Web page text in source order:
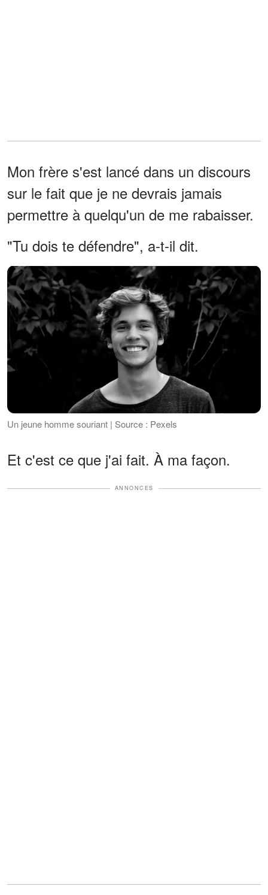
Mon frère s'est lancé dans un discours
sur le fait que je ne devrais jamais
permettre à quelqu'un de me rabaisser.
"Tu dois te défendre", a-t-il dit.
Un jeune homme souriant | Source : Pexels
Et c'est ce que j'ai fait. À ma façon.
ANNONCES